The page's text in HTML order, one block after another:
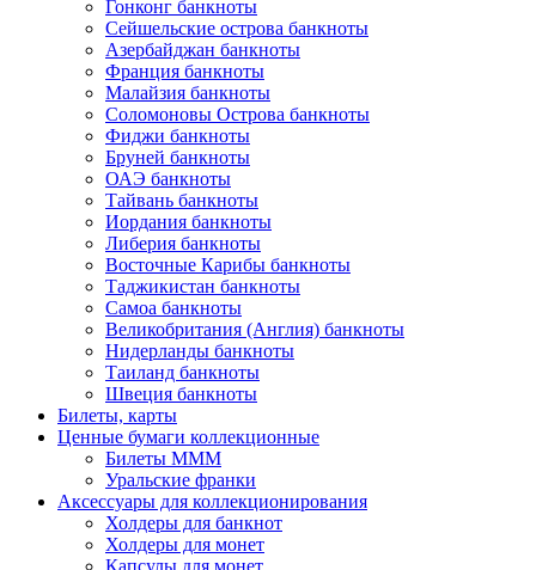
Гонконг банкноты
Сейшельские острова банкноты
Азербайджан банкноты
Франция банкноты
Малайзия банкноты
Соломоновы Острова банкноты
Фиджи банкноты
Бруней банкноты
ОАЭ банкноты
Тайвань банкноты
Иордания банкноты
Либерия банкноты
Восточные Карибы банкноты
Таджикистан банкноты
Самоа банкноты
Великобритания (Англия) банкноты
Нидерланды банкноты
Таиланд банкноты
Швеция банкноты
Билеты, карты
Ценные бумаги коллекционные
Билеты МММ
Уральские франки
Аксессуары для коллекционирования
Холдеры для банкнот
Холдеры для монет
Капсулы для монет